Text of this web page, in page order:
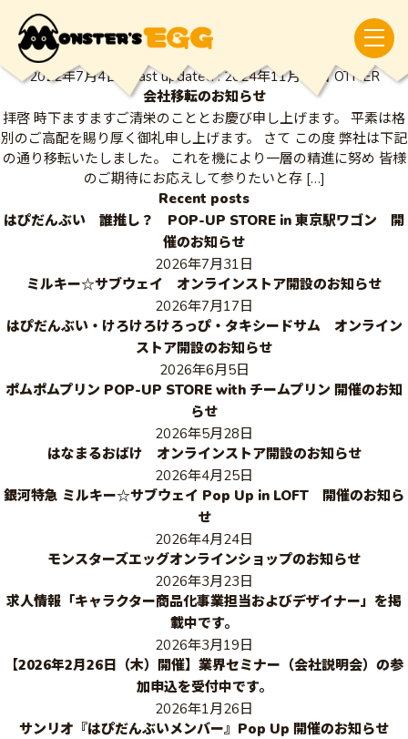
HOME
7月 2022
2022年7月4日
/ Last updated :2024年11月29日 OTHER
会社移転のお知らせ
拝啓 時下ますますご清栄のこととお慶び申し上げます。 平素は格
別のご高配を賜り厚く御礼申し上げます。 さて この度 弊社は下記
の通り移転いたしました。 これを機により一層の精進に努め 皆様
のご期待にお応えして参りたいと存 […]
Recent posts
はぴだんぶい 誰推し？ POP-UP STORE in 東京駅ワゴン 開
催のお知らせ
2026年7月31日
ミルキー☆サブウェイ オンラインストア開設のお知らせ
2026年7月17日
はぴだんぶい・けろけろけろっぴ・タキシードサム オンライン
ストア開設のお知らせ
2026年6月5日
ポムポムプリン POP-UP STORE with チームプリン 開催のお知
らせ
2026年5月28日
はなまるおばけ オンラインストア開設のお知らせ
2026年4月25日
銀河特急 ミルキー☆サブウェイ Pop Up in LOFT 開催のお知ら
せ
2026年4月24日
モンスターズエッグオンラインショップのお知らせ
2026年3月23日
求人情報「キャラクター商品化事業担当およびデザイナー」を掲
載中です。
2026年3月19日
【2026年2月26日（木）開催】業界セミナー（会社説明会）の参
加申込を受付中です。
2026年1月26日
サンリオ『はぴだんぶいメンバー』Pop Up 開催のお知らせ